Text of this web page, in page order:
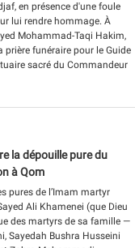
en présence d'une foule
lui rendre hommage. À
Mohammad-Taqi Hakim,
funéraire pour le Guide
sacré du Commandeur
la dépouille pure du
à Qom
pures de l’Imam martyr
Ali Khamenei (que Dieu
des martyrs de sa famille —
Sayedah Bushra Husseini